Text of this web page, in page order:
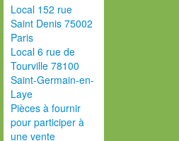
Local 152 rue
Saint Denis 75002
Paris
Local 6 rue de
Tourville 78100
Saint-Germain-en-
Laye
Pièces à fournir
pour participer à
une vente